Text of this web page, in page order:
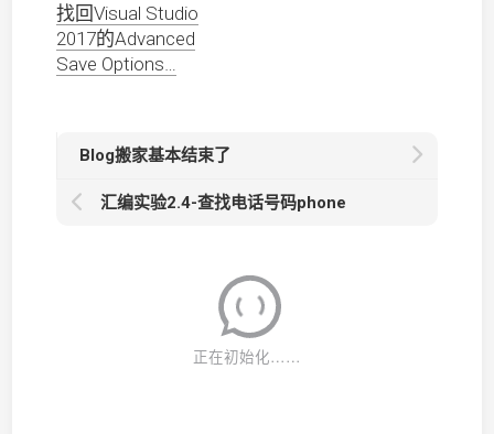
找回Visual Studio
2017的Advanced
Save Options…
Blog搬家基本结束了
汇编实验2.4-查找电话号码phone